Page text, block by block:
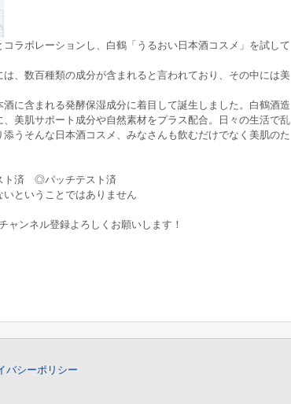
ラボレーションし、白鶴「うるおい日本酒コスメ」を試して
、数百種類の成分が含まれると言われており、その中には美
酒に含まれる発酵保湿成分に着目して誕生しました。白鶴酒造
美肌サポート成分や自然素材をプラス配合。日々の生活で乱
うそんな日本酒コスメ、みなさんも飲むだけでなく美肌のた
ト済 ◎パッチテスト済
ということではありません
ャンネル登録よろしくお願いします！
バシーポリシー